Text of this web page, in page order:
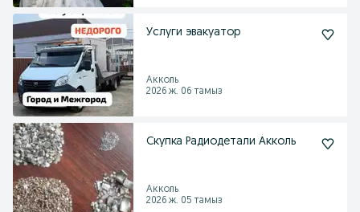
Услуги эвакуатор
Акколь
2026 ж. 06 тамыз
Скупка Радиодетали Акколь
Акколь
2026 ж. 05 тамыз